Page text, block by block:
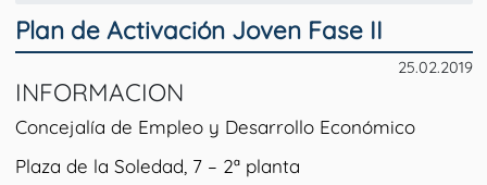
Plan de Activación Joven Fase II
25.02.2019
INFORMACION
Concejalía de Empleo y Desarrollo Económico
Plaza de la Soledad, 7 – 2ª planta